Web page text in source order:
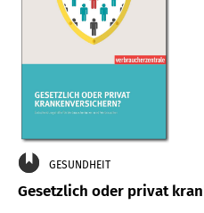
GESUNDHEIT
Gesetzlich oder privat